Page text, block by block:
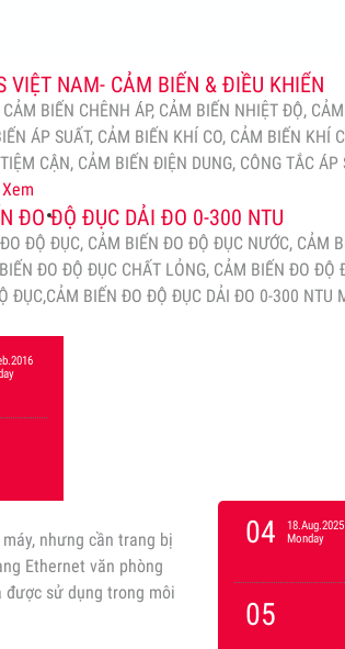
VIỆT NAM- CẢM BIẾN & ĐIỀU KHIỂN
BIẾN CHÊNH ÁP, CẢM BIẾN NHIỆT ĐỘ,
ÁP SUẤT, CẢM BIẾN KHÍ CO, CẢM BIẾN KHÍ
CẬN, CẢM BIẾN ĐIỆN DUNG, CÔNG TẮC ÁP
Xem
ĐO ĐỘ ĐỤC DẢI ĐO 0-300 NTU
ĐỘ ĐỤC, CẢM BIẾN ĐO ĐỘ ĐỤC NƯỚC, CẢM
ĐO ĐỘ ĐỤC CHẤT LỎNG, CẢM BIẾN ĐO ĐỘ
ĐỤC,CẢM BIẾN ĐO ĐỘ ĐỤC DẢI ĐO 0-300 NTU
nhưng cần trang bị
Ethernet văn phòng
sử dụng trong môi
04
18.Aug.2025
Monday
05